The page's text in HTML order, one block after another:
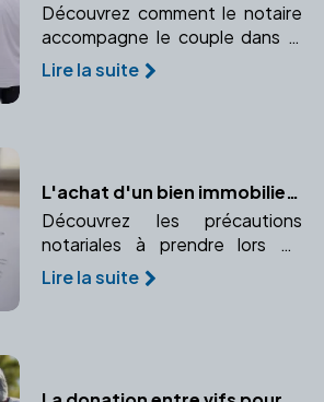
Découvrez comment le notaire
accompagne le couple dans le
partage des biens communs,
notamment les biens
Lire la suite
L'achat d'un bien immobilier à plusieurs : les précautions notariales à prendre
Découvrez les précautions
notariales à prendre lors de
l'achat d'un bien immobilier à
plusieurs. Conseils pour un
Lire la suite